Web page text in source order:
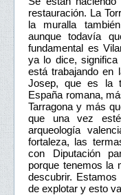
restauración. La
la muralla
aunque todavía
fundamental es
ya lo dice,
está trabajando en
Josep, que es la
España romana,
Tarragona y más
que una vez
arqueología
fortaleza, las
con Diputación
porque tenemos la
descubrir.
de explotar y esto